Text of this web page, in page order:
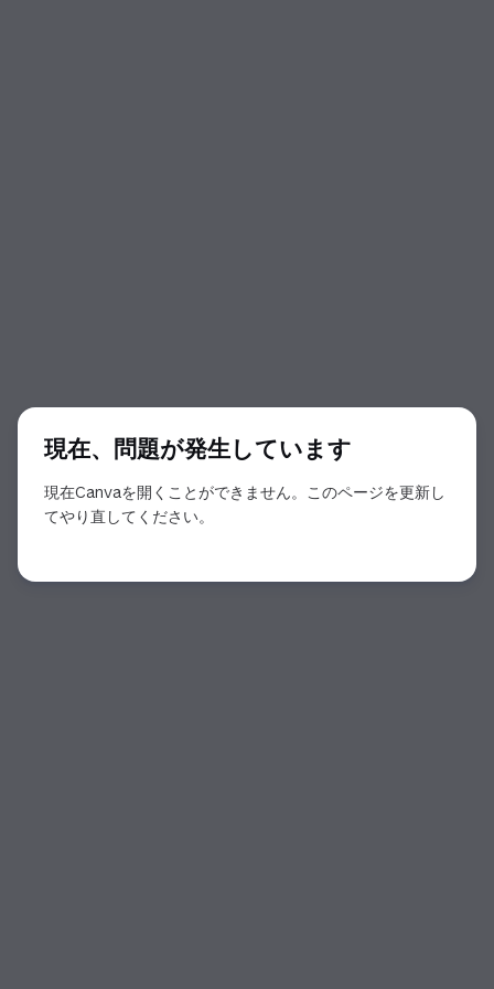
現在、問題が発生しています
現在Canvaを開くことができません。このページを更新し
てやり直してください。